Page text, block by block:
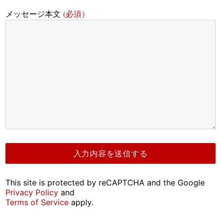
メッセージ本文(必須）
This site is protected by reCAPTCHA and the Google
Privacy Policy and
Terms of Service apply.